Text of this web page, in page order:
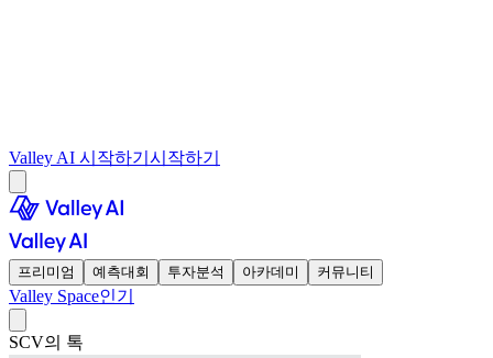
Valley AI 시작하기 시작하기
프리미엄 예측대회 투자분석 아카데미 커뮤니티
Valley Space인기
SCV의 톡